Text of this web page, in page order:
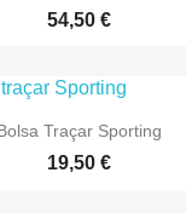
54,50 €
Traçar Sporting
19,50 €